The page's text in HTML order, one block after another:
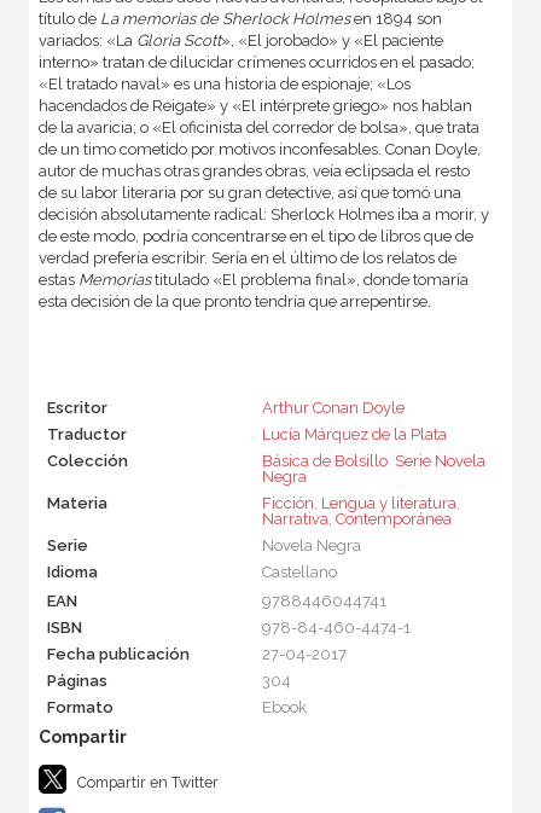
título de La memorias de Sherlock Holmesen 1894 son
variados: «La Gloria Scott», «El jorobado» y «El paciente
interno» tratan de dilucidar crímenes ocurridos en el pasado;
«El tratado naval» es una historia de espionaje; «Los
hacendados de Reigate» y «El intérprete griego» nos hablan
de la avaricia; o «El oficinista del corredor de bolsa», que trata
de un timo cometido por motivos inconfesables. Conan Doyle,
autor de muchas otras grandes obras, veía eclipsada el resto
de su labor literaria por su gran detective, así que tomó una
decisión absolutamente radical: Sherlock Holmes iba a morir, y
de este modo, podría concentrarse en el tipo de libros que de
verdad prefería escribir. Sería en el último de los relatos de
estas Memoriastitulado «El problema final», donde tomaría
esta decisión de la que pronto tendría que arrepentirse.
Escritor
Arthur Conan Doyle
Traductor
Lucía Márquez de la Plata
Colección
Básica de Bolsillo  Serie Novela
Negra
Materia
Ficción, Lengua y literatura,
Narrativa, Contemporánea
Serie
Novela Negra
Idioma
Castellano
EAN
9788446044741
ISBN
978-84-460-4474-1
Fecha publicación
27-04-2017
Páginas
304
Formato
Ebook
Compartir en Twitter